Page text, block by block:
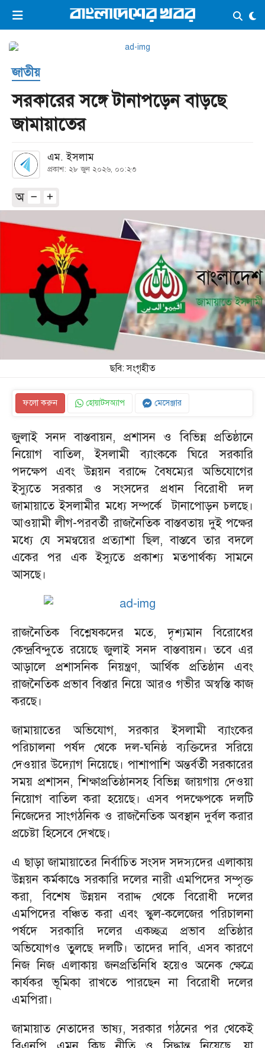
ভিডিও ই-পেপার লগইন ×
প্রচ্ছদ
সর্বশেষ
সব বিভাগ
কনভার্টার
জাতীয়
সরকারের সঙ্গে টানাপড়েন বাড়ছে
জামায়াতের
এম. ইসলাম
প্রকাশ: ২৮ জুন ২০২৬, ০০:২৩
অ
ছবি: সংগৃহীত
ফলো করুন হোয়াটসঅ্যাপ মেসেঞ্জার
জুলাই সনদ বাস্তবায়ন, প্রশাসন ও বিভিন্ন প্রতিষ্ঠানে
নিয়োগ বাতিল, ইসলামী ব্যাংককে ঘিরে সরকারি
পদক্ষেপ এবং উন্নয়ন বরাদ্দে বৈষম্যের অভিযোগের
ইস্যুতে সরকার ও সংসদের প্রধান বিরোধী দল
জামায়াতে ইসলামীর মধ্যে সম্পর্কে টানাপোড়ন চলছে।
আওয়ামী লীগ-পরবর্তী রাজনৈতিক বাস্তবতায় দুই পক্ষের
মধ্যে যে সমন্বয়ের প্রত্যাশা ছিল, বাস্তবে তার বদলে
একের পর এক ইস্যুতে প্রকাশ্য মতপার্থক্য সামনে
আসছে।
রাজনৈতিক বিশ্লেষকদের মতে, দৃশ্যমান বিরোধের
কেন্দ্রবিন্দুতে রয়েছে জুলাই সনদ বাস্তবায়ন। তবে এর
আড়ালে প্রশাসনিক নিয়ন্ত্রণ, আর্থিক প্রতিষ্ঠান এবং
রাজনৈতিক প্রভাব বিস্তার নিয়ে আরও গভীর অস্বস্তি কাজ
করছে।
জামায়াতের অভিযোগ, সরকার ইসলামী ব্যাংকের
পরিচালনা পর্ষদ থেকে দল-ঘনিষ্ঠ ব্যক্তিদের সরিয়ে
দেওয়ার উদ্যোগ নিয়েছে। পাশাপাশি অন্তর্বর্তী সরকারের
সময় প্রশাসন, শিক্ষাপ্রতিষ্ঠানসহ বিভিন্ন জায়গায় দেওয়া
নিয়োগ বাতিল করা হয়েছে। এসব পদক্ষেপকে দলটি
নিজেদের সাংগঠনিক ও রাজনৈতিক অবস্থান দুর্বল করার
প্রচেষ্টা হিসেবে দেখছে।
এ ছাড়া জামায়াতের নির্বাচিত সংসদ সদস্যদের এলাকায়
উন্নয়ন কর্মকাণ্ডে সরকারি দলের নারী এমপিদের সম্পৃক্ত
করা, বিশেষ উন্নয়ন বরাদ্দ থেকে বিরোধী দলের
এমপিদের বঞ্চিত করা এবং স্কুল-কলেজের পরিচালনা
পর্ষদে সরকারি দলের একচ্ছত্র প্রভাব প্রতিষ্ঠার
অভিযোগও তুলছে দলটি। তাদের দাবি, এসব কারণে
নিজ নিজ এলাকায় জনপ্রতিনিধি হয়েও অনেক ক্ষেত্রে
কার্যকর ভূমিকা রাখতে পারছেন না বিরোধী দলের
এমপিরা।
জামায়াত নেতাদের ভাষ্য, সরকার গঠনের পর থেকেই